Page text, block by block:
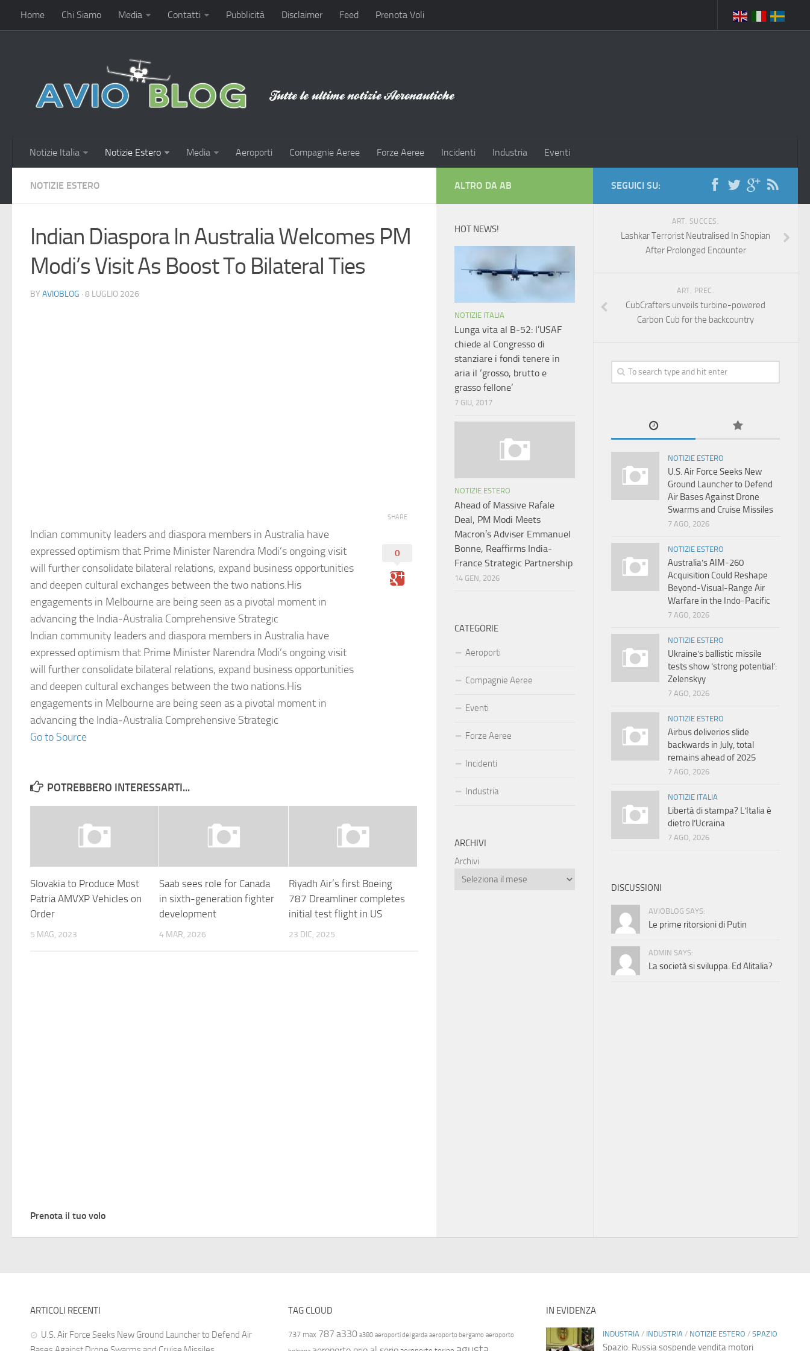
Home Chi Siamo Media Contatti Pubblicità Disclaimer Feed Prenota Voli
Notizie Italia Notizie Estero Media Aeroporti Compagnie Aeree Forze Aeree Incidenti Industria Eventi
NOTIZIE ESTERO
Indian Diaspora In Australia Welcomes PM
Modi’s Visit As Boost To Bilateral Ties
BY AVIOBLOG · 8 LUGLIO 2026
Indian community leaders and diaspora members in Australia have
expressed optimism that Prime Minister Narendra Modi’s ongoing visit
will further consolidate bilateral relations, expand business opportunities
and deepen cultural exchanges between the two nations.His
engagements in Melbourne are being seen as a pivotal moment in
advancing the India‑Australia Comprehensive Strategic
Indian community leaders and diaspora members in Australia have
expressed optimism that Prime Minister Narendra Modi’s ongoing visit
will further consolidate bilateral relations, expand business opportunities
and deepen cultural exchanges between the two nations.His
engagements in Melbourne are being seen as a pivotal moment in
advancing the India‑Australia Comprehensive Strategic
Go to Source
SHARE
0
POTREBBERO INTERESSARTI...
Slovakia to Produce Most
Patria AMVXP Vehicles on
Order
5 MAG, 2023
Saab sees role for Canada
in sixth-generation fighter
development
4 MAR, 2026
Riyadh Air’s first Boeing
787 Dreamliner completes
initial test flight in US
23 DIC, 2025
Prenota il tuo volo
SEGUICI SU:
ART. SUCCES.
Lashkar Terrorist Neutralised In Shopian
After Prolonged Encounter
ART. PREC.
CubCrafters unveils turbine-powered
Carbon Cub for the backcountry
NOTIZIE ESTERO
U.S. Air Force Seeks New
Ground Launcher to Defend
Air Bases Against Drone
Swarms and Cruise Missiles
7 AGO, 2026
NOTIZIE ESTERO
Australia’s AIM-260
Acquisition Could Reshape
Beyond-Visual-Range Air
Warfare in the Indo-Pacific
7 AGO, 2026
NOTIZIE ESTERO
Ukraine’s ballistic missile
tests show ‘strong potential’:
Zelenskyy
7 AGO, 2026
NOTIZIE ESTERO
Airbus deliveries slide
backwards in July, total
remains ahead of 2025
7 AGO, 2026
NOTIZIE ITALIA
Libertà di stampa? L’Italia è
dietro l’Ucraina
7 AGO, 2026
DISCUSSIONI
AVIOBLOG SAYS:
Le prime ritorsioni di Putin
ADMIN SAYS:
La società si sviluppa. Ed Alitalia?
ALTRO DA AB
HOT NEWS!
NOTIZIE ITALIA
Lunga vita al B-52: l’USAF
chiede al Congresso di
stanziare i fondi tenere in
aria il ‘grosso, brutto e
grasso fellone’
7 GIU, 2017
NOTIZIE ESTERO
Ahead of Massive Rafale
Deal, PM Modi Meets
Macron’s Adviser Emmanuel
Bonne, Reaffirms India-
France Strategic Partnership
14 GEN, 2026
CATEGORIE
Aeroporti
Compagnie Aeree
Eventi
Forze Aeree
Incidenti
Industria
ARCHIVI
Archivi
ARTICOLI RECENTI
U.S. Air Force Seeks New Ground Launcher to Defend Air
TAG CLOUD
737 max 787 a330 a380 aeroporti del garda aeroporto bergamo aeroporto
IN EVIDENZA
INDUSTRIA/ INDUSTRIA/ NOTIZIE ESTERO / SPAZIO
Spazio: Russia sospende vendita motori